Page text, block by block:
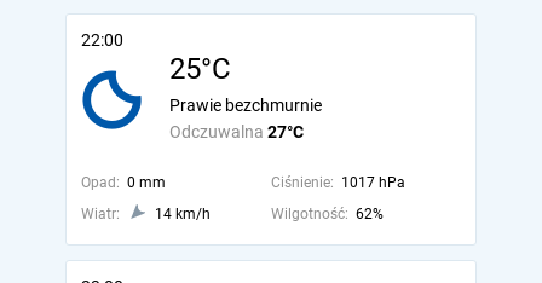
22:00
25°C
Odczuwalna 27°C
Prawie bezchmurnie
Opad: 0 mm Ciśnienie: 1017 hPa
Wiatr:
14 km/h Wilgotność: 62%